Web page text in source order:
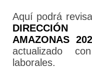
Aquí podrá
DIRECCIÓN
AMAZONAS
actualizado
laborales.